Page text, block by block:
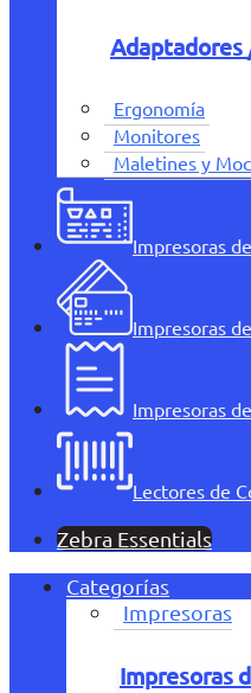
Adaptadores
Ergonomía
Monitores
Maletines y
Impresoras
Impresoras
Impresoras
Lectores de
Zebra Essentials
Categorías
Impresoras
Impresoras